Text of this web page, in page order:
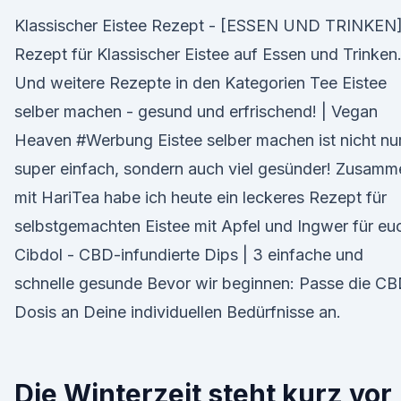
Klassischer Eistee Rezept - [ESSEN UND TRINKEN]
Rezept für Klassischer Eistee auf Essen und Trinken.
Und weitere Rezepte in den Kategorien Tee Eistee
selber machen - gesund und erfrischend! | Vegan
Heaven #Werbung Eistee selber machen ist nicht
super einfach, sondern auch viel gesünder!
mit HariTea habe ich heute ein leckeres Rezept für
selbstgemachten Eistee mit Apfel und Ingwer für
Cibdol - CBD-infundierte Dips | 3 einfache und
schnelle gesunde Bevor wir beginnen: Passe die
Dosis an Deine individuellen Bedürfnisse an.
Die Winterzeit steht kurz vor